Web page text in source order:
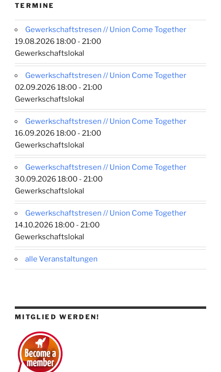
TERMINE
Gewerkschaftstresen // Union Come Together
19.08.2026 18:00 - 21:00
Gewerkschaftslokal
Gewerkschaftstresen // Union Come Together
02.09.2026 18:00 - 21:00
Gewerkschaftslokal
Gewerkschaftstresen // Union Come Together
16.09.2026 18:00 - 21:00
Gewerkschaftslokal
Gewerkschaftstresen // Union Come Together
30.09.2026 18:00 - 21:00
Gewerkschaftslokal
Gewerkschaftstresen // Union Come Together
14.10.2026 18:00 - 21:00
Gewerkschaftslokal
alle Veranstaltungen
MITGLIED WERDEN!